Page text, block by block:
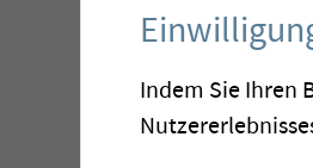
Indem Sie Ihren